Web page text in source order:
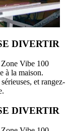
DIVERTIR
Zone Vibe 100
à la maison.
et rangez-
DIVERTIR